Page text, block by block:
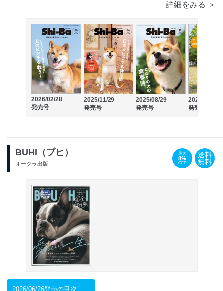
詳細をみる ＞
2026/02/28
発売号
2025/11/29
発売号
2025/08/29
発売号
2025/05/29
発売号
BUHI（ブヒ）
オークラ出版
最大
8%
OFF
送料
無料
2026/06/26発売の目次